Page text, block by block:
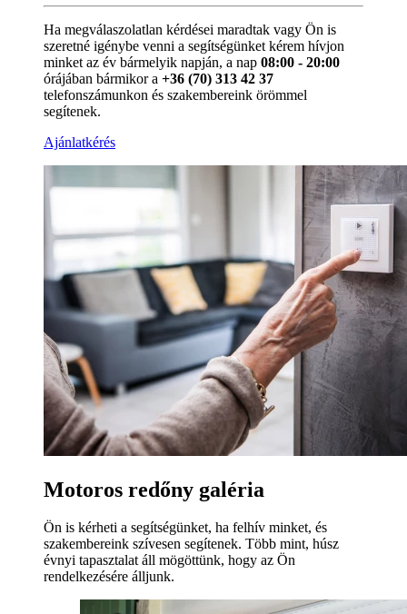
Ha megválaszolatlan kérdései maradtak vagy Ön is
szeretné igénybe venni a segítségünket kérem hívjon
minket az év bármelyik napján, a nap 08:00 - 20:00
órájában bármikor a +36 (70) 313 42 37
telefonszámunkon és szakembereink örömmel
segítenek.
Ajánlatkérés
Motoros redőny galéria
Ön is kérheti a segítségünket, ha felhív minket, és
szakembereink szívesen segítenek. Több mint, húsz
évnyi tapasztalat áll mögöttünk, hogy az Ön
rendelkezésére álljunk.